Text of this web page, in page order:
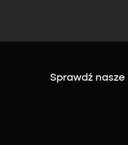
Sprawdź